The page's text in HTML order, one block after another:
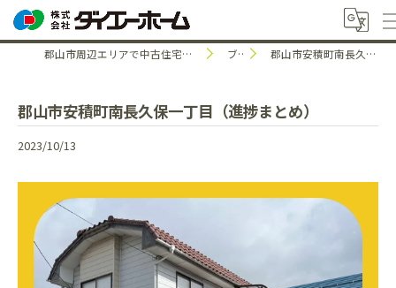
郡山市周辺エリアで中古住宅のことなら株式会社ダイエーホーム ブログ 郡山市安積町南長久保一丁目（進捗まとめ）
郡山市安積町南長久保一丁目（進捗まとめ）
2023/10/13